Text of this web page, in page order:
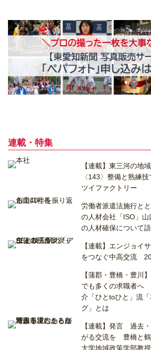
連載・特集
【連載】東三河の地
〈143〉整備と熟練
ツイファクトリー
労働者派遣法施行と
の人材会社「ISO」
の人材確保について
【連載】エンジョイ
をつなぐ中高交流
【蒲郡・豊橋・豊川
でも多くの求職者へ
介「ひとtoひと」流
グ」とは
【連載】発言 過去
がる交流を 豊橋と
大学地域政策学部教